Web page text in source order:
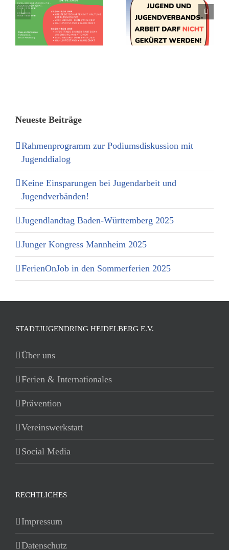
Neueste Beiträge
Rahmenprogramm zur Podiumsdiskussion mit
Jugenddialog
Keine Einsparungen bei Jugendarbeit und
Jugendverbänden!
Jugendlandtag Baden-Württemberg 2025
Junger Kongress Mannheim 2025
FerienOnJob in den Sommerferien 2025
STADTJUGENDRING HEIDELBERG E.V.
Über uns
Ferien & Internationales
Prävention
Vereinswerkstatt
Social Media
RECHTLICHES
Impressum
Datenschutz